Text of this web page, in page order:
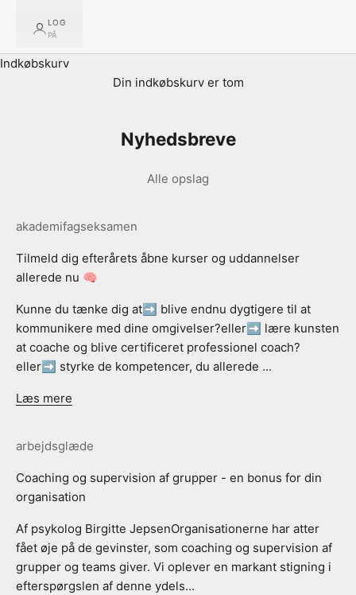
LOG
PÅ
Indkøbskurv
Din indkøbskurv er tom
Nyhedsbreve
Alle opslag
akademifagseksamen
Tilmeld dig efterårets åbne kurser og uddannelser
allerede nu 🧠
Kunne du tænke dig at➡ blive endnu dygtigere til at
kommunikere med dine omgivelser?eller➡ lære kunsten
at coache og blive certificeret professionel coach?
eller➡ styrke de kompetencer, du allerede ...
Læs mere
arbejdsglæde
Coaching og supervision af grupper - en bonus for din
organisation
Af psykolog Birgitte JepsenOrganisationerne har atter
fået øje på de gevinster, som coaching og supervision af
grupper og teams giver. Vi oplever en markant stigning i
efterspørgslen af denne ydels...